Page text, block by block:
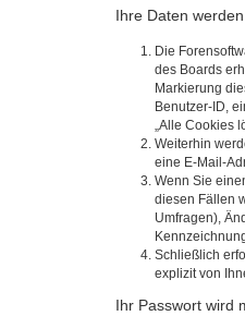
Ihre Daten
Die
des Boards
Markierung
Benutzer-ID,
„Alle Cookies
Weiterhin
eine E-Mail-
Wenn Sie
diesen Fällen
Umfragen),
Schließlich
explizit von
Ihr Passwort wird